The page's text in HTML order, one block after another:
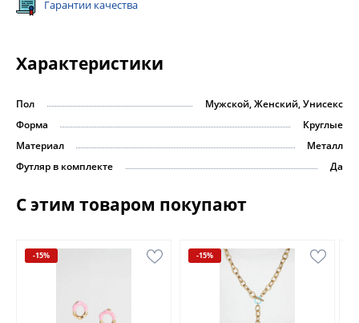
Гарантии качества
Характеристики
Пол
Мужской, Женский, Унисекс
Форма
Круглые
Материал
Металл
Футляр в комплекте
Да
С этим товаром покупают
-15% -15%